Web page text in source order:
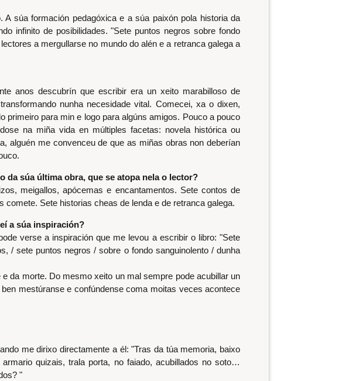
súa formación pedagóxica e a súa paixón pola historia da
infinito de posibilidades. "Sete puntos negros sobre fondo
a mergullarse no mundo do alén e a retranca galega a
anos descubrín que escribir era un xeito marabilloso de
nunha necesidade vital. Comecei, xa o dixen,
primeiro para min e logo para algúns amigos. Pouco a pouco
na miña vida en múltiples facetas: novela histórica ou
alguén me convenceu de que as miñas obras non deberían
súa última obra, que se atopa nela o lector?
meigallos, apócemas e encantamentos. Sete contos de
Sete historias cheas de lenda e de retranca galega.
a súa inspiración?
verse a inspiración que me levou a escribir o libro: "Sete
/ sete puntos negros / sobre o fondo sanguinolento / dunha
da morte. Do mesmo xeito un mal sempre pode acubillar un
mestúranse e confúndense coma moitas veces acontece
me dirixo directamente a él: "Tras da túa memoria, baixo
quizais, trala porta, no faiado, acubillados no soto…
"